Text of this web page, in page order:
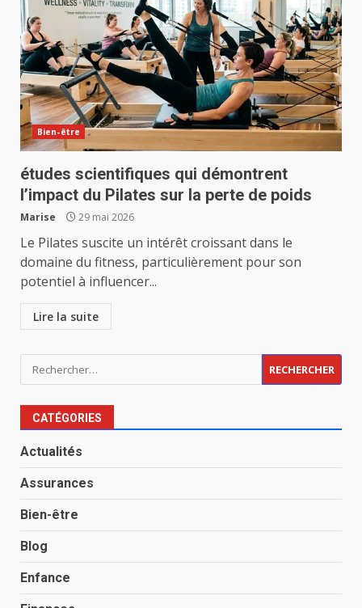
Bien-être
études scientifiques qui démontrent
l’impact du Pilates sur la perte de poids
Marise 29 mai 2026
Le Pilates suscite un intérêt croissant dans le
domaine du fitness, particulièrement pour son
potentiel à influencer...
Lire la suite
Rechercher :
CATÉGORIES
Actualités
Assurances
Bien-être
Blog
Enfance